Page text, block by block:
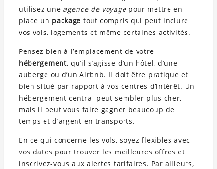
utilisez une agence de voyagepour mettre en
place un package tout compris qui peut inclure
vos vols, logements et même certaines activités.
Pensez bien à l’emplacement de votre
hébergement, qu’il s’agisse d’un hôtel, d’une
auberge ou d’un Airbnb. Il doit être pratique et
bien situé par rapport à vos centres d’intérêt. Un
hébergement central peut sembler plus cher,
mais il peut vous faire gagner beaucoup de
temps et d’argent en transports.
En ce qui concerne les vols, soyez flexibles avec
vos dates pour trouver les meilleures offres et
inscrivez-vous aux alertes tarifaires. Par ailleurs,